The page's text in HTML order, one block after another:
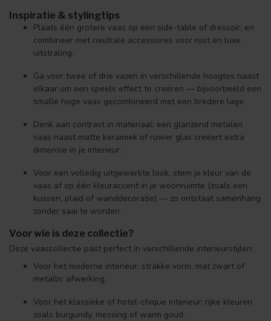
Inspiratie & stylingtips
Plaats één grotere vaas op een side-table of dressoir, en
combineer met neutrale accessoires voor rust en luxe
uitstraling.
Ga voor twee of drie vazen in verschillende hoogtes naast
elkaar om een speels effect te creëren — bijvoorbeeld een
smalle hoge vaas gecombineerd met een bredere lage.
Denk aan contrast in materiaal: een glanzend metalen
vaas naast matte keramiek of ruwer glas creëert extra
dimensie in je interieur.
Voor een volledig uitgewerkte look, stem je kleur van de
vaas af op één kleuraccent in je woonruimte (zoals een
kussen, plaid of wanddecoratie) — zo ontstaat samenhang
zonder saai te worden.
Voor wie is deze collectie?
Deze vaascollectie past perfect in verschillende interieurstijlen:
Voor het moderne interieur: strakke vorm, mat zwart of
metallic afwerking.
Voor het klassieke of hotel-chique interieur: rijke kleuren
zoals burgundy, messing of warm goud.